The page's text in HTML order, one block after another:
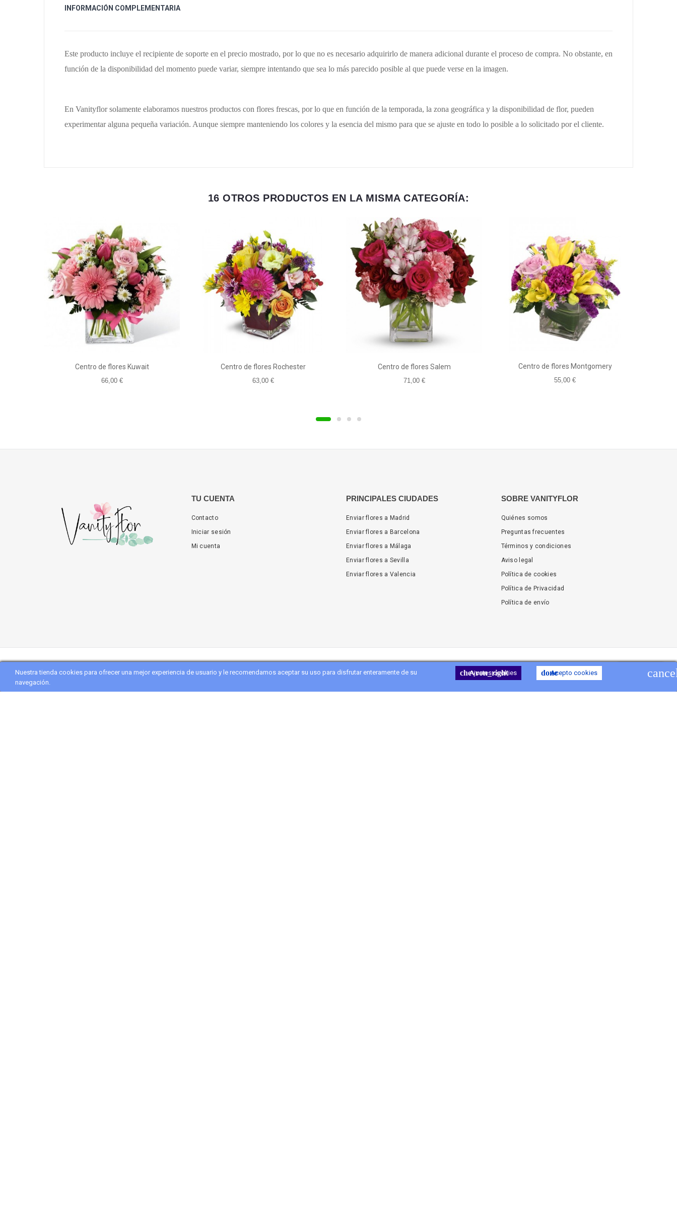
Nuestra tienda cookies para ofrecer una mejor experiencia de usuario y le recomendamos aceptar su uso para disfrutar enteramente de su
navegación.
chevron_right
Ajustes cookies doneAcepto cookies Carro (0)
INFORMACIÓN COMPLEMENTARIA
Este producto incluye el recipiente de soporte en el precio mostrado, por lo que no es necesario adquirirlo de manera adicional durante el proceso de compra. No obstante, en
función de la disponibilidad del momento puede variar, siempre intentando que sea lo más parecido posible al que puede verse en la imagen.
En Vanityflor solamente elaboramos nuestros productos con flores frescas, por lo que en función de la temporada, la zona geográfica y la disponibilidad de flor, pueden
experimentar alguna pequeña variación. Aunque siempre manteniendo los colores y la esencia del mismo para que se ajuste en todo lo posible a lo solicitado por el cliente.
16 OTROS PRODUCTOS EN LA MISMA CATEGORÍA:
Centro de flores Kuwait
66,00 €
Centro de flores Rochester
63,00 €
Centro de flores Salem
71,00 €
Centro de flores Montgomery
55,00 €
TU CUENTA
Contacto
Iniciar sesión
Mi cuenta
PRINCIPALES CIUDADES
Enviar flores a Madrid
Enviar flores a Barcelona
Enviar flores a Málaga
Enviar flores a Sevilla
Enviar flores a Valencia
SOBRE VANITYFLOR
Quiénes somos
Preguntas frecuentes
Términos y condiciones
Aviso legal
Política de cookies
Política de Privacidad
Política de envío
CopyrightVanityflor.es. All Rights Reserved